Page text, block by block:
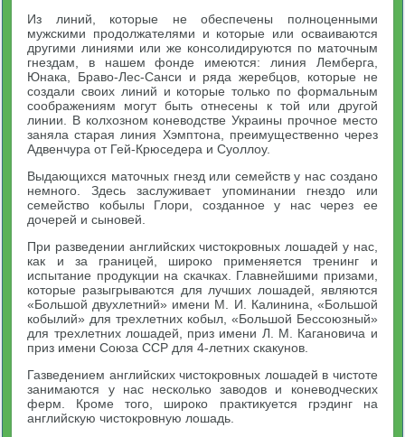
Из линий, которые не обеспечены полноценными
мужскими продолжателями и которые или осваиваются
другими линиями или же консолидируются по маточным
гнездам, в нашем фонде имеются: линия Лемберга,
Юнака, Браво-Лес-Санси и ряда жеребцов, которые не
создали своих линий и которые только по формальным
соображениям могут быть отнесены к той или другой
линии. В колхозном коневодстве Украины прочное место
заняла старая линия Хэмптона, преимущественно через
Адвенчура от Гей-Крюседера и Суоллоу.
Выдающихся маточных гнезд или семейств у нас создано
немного. Здесь заслуживает упоминании гнездо или
семейство кобылы Глори, созданное у нас через ее
дочерей и сыновей.
При разведении английских чистокровных лошадей у нас,
как и за границей, широко применяется тренинг и
испытание продукции на скачках. Главнейшими призами,
которые разыгрываются для лучших лошадей, являются
«Большой двухлетний» имени М. И. Калинина, «Большой
кобылий» для трехлетних кобыл, «Большой Бессоюзный»
для трехлетних лошадей, приз имени Л. М. Кагановича и
приз имени Союза ССР для 4-летних скакунов.
Газведением английских чистокровных лошадей в чистоте
занимаются у нас несколько заводов и коневодческих
ферм. Кроме того, широко практикуется грэдинг на
английскую чистокровную лошадь.